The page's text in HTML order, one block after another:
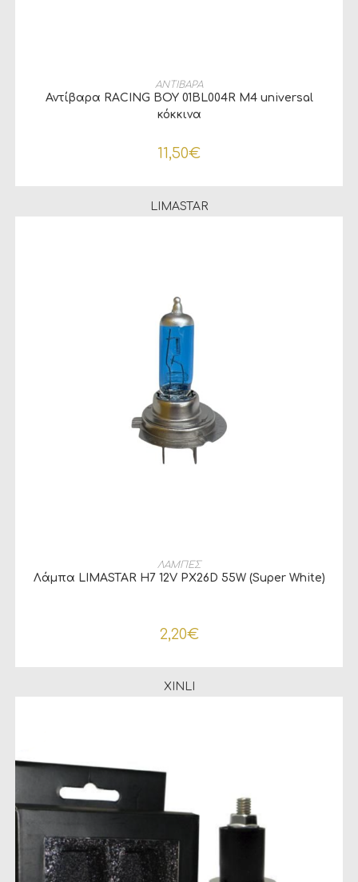
ΠΡΟΣΘΉΚΗ ΣΤΟ ΚΑΛΆΘΙ
ΑΝΤΙΒΑΡΑ
Αντίβαρα RACING BOY 01BL004R M4 universal
κόκκινα
11,50€
LIMASTAR
ΠΡΟΣΘΉΚΗ ΣΤΟ ΚΑΛΆΘΙ
ΛΑΜΠΕΣ
Λάμπα LIMASTAR H7 12V PX26D 55W (Super White)
2,20€
XINLI